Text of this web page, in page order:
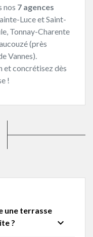
nos 7 agences
Luce et Saint-
Tonnay-Charente
(près
Vannes).
et concrétisez dès
!
une terrasse
?
expand_more